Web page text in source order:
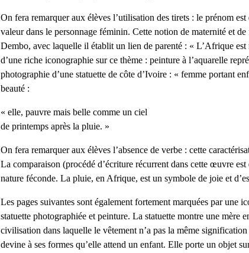
On fera remarquer aux élèves l’utilisation des tirets : le prénom
valeur dans le personnage féminin. Cette notion de maternité et
Dembo, avec laquelle il établit un lien de parenté : « L’Afrique
d’une riche iconographie sur ce thème : peinture à l’aquarelle
photographie d’une statuette de côte d’Ivoire : « femme portant
beauté :
« elle, pauvre mais belle comme un ciel
de printemps après la pluie. »
On fera remarquer aux élèves l’absence de verbe : cette
La comparaison (procédé d’écriture récurrent dans cette œuvre
nature féconde. La pluie, en Afrique, est un symbole de joie et
Les pages suivantes sont également fortement marquées par une
statuette photographiée et peinture. La statuette montre une mère
civilisation dans laquelle le vêtement n’a pas la même
devine à ses formes qu’elle attend un enfant. Elle porte un objet